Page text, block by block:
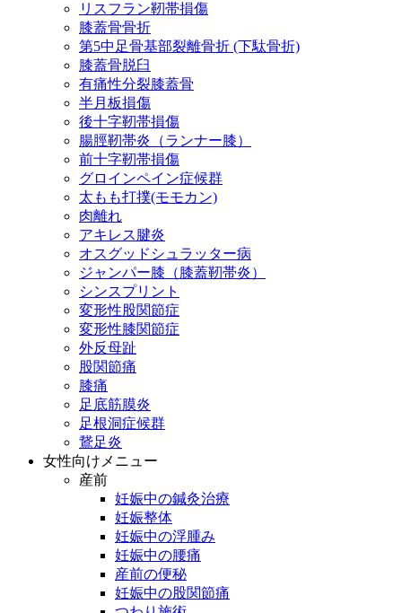
リスフラン靭帯損傷
膝蓋骨骨折
第5中足骨基部裂離骨折 (下駄骨折)
膝蓋骨脱臼
有痛性分裂膝蓋骨
半月板損傷
後十字靭帯損傷
腸脛靭帯炎（ランナー膝）
前十字靭帯損傷
グロインペイン症候群
太もも打撲(モモカン)
肉離れ
アキレス腱炎
オスグッドシュラッター病
ジャンパー膝（膝蓋靭帯炎）
シンスプリント
変形性股関節症
変形性膝関節症
外反母趾
股関節痛
膝痛
足底筋膜炎
足根洞症候群
鵞足炎
女性向けメニュー
産前
妊娠中の鍼灸治療
妊娠整体
妊娠中の浮腫み
妊娠中の腰痛
産前の便秘
妊娠中の股関節痛